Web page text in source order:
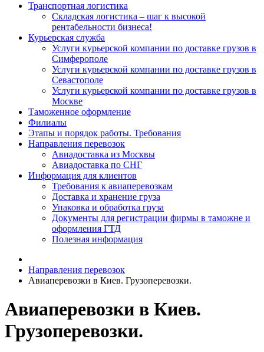
Транспортная логистика
Складская логистика – шаг к высокой
рентабельности бизнеса!
Курьерская служба
Услуги курьерской компании по доставке грузов в
Симферополе
Услуги курьерской компании по доставке грузов в
Севастополе
Услуги курьерской компании по доставке грузов в
Москве
Таможенное оформление
Филиалы
Этапы и порядок работы. Требования
Направления перевозок
Авиадоставка из Москвы
Авиадоставка по СНГ
Информация для клиентов
Требования к авиаперевозкам
Доставка и хранение груза
Упаковка и обработка груза
Документы для регистрации фирмы в таможне и
оформления ГТД
Полезная информация
Направления перевозок
Авиаперевозки в Киев. Грузоперевозки.
Авиаперевозки в Киев.
Грузоперевозки.